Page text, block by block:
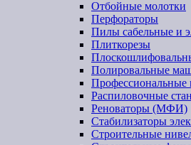
Отбойные молотки
Перфораторы
Пилы сабельные и
Плиткорезы
Полировальные
Профессиональные
Распиловочные
Реноваторы (МФИ)
Стабилизаторы
Строительные